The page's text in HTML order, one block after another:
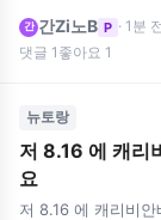
간 간Zi노B P · 1분 전
댓글 1 좋아요 1
뉴토랑
저 8.16 에 캐리
요
저 8.16 에 캐리비